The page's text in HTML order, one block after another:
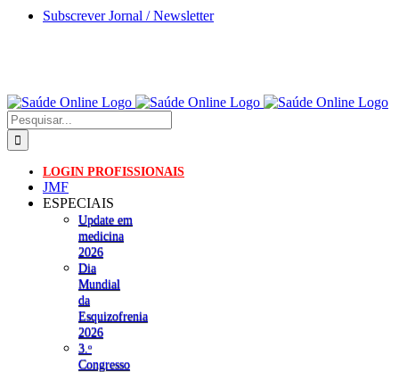
Skip
Subscrever Jornal / Newsletter
Pesquisar
LOGIN PROFISSIONAIS
JMF
ESPECIAIS
Update em
medicina
2026
Dia
Mundial
da
Esquizofrenia
2026
3.ᵒ
Congresso